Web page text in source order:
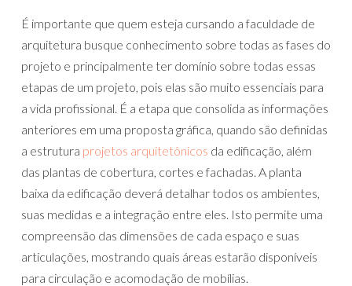
É importante que quem esteja cursando a faculdade de
arquitetura busque conhecimento sobre todas as fases do
projeto e principalmente ter domínio sobre todas essas
etapas de um projeto, pois elas são muito essenciais para
a vida profissional. É a etapa que consolida as informações
anteriores em uma proposta gráfica, quando são definidas
a estrutura projetos arquitetônicos da edificação, além
das plantas de cobertura, cortes e fachadas. A planta
baixa da edificação deverá detalhar todos os ambientes,
suas medidas e a integração entre eles. Isto permite uma
compreensão das dimensões de cada espaço e suas
articulações, mostrando quais áreas estarão disponíveis
para circulação e acomodação de mobílias.